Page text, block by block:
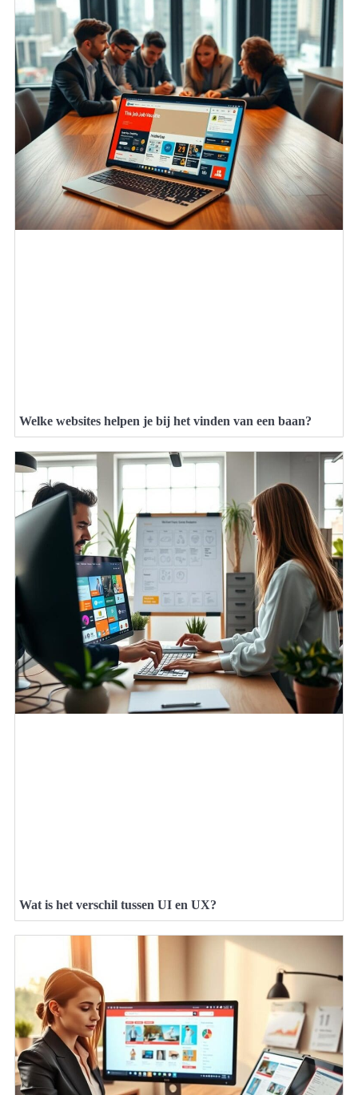
Welke websites helpen je bij het vinden van een baan?
Wat is het verschil tussen UI en UX?